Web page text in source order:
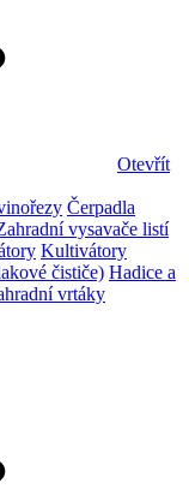
Otevřít
Čerpadla
vysavače listí
Kultivátory
čističe) Hadice a
vrtáky